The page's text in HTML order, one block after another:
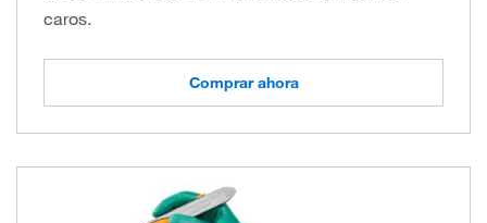
caros.
Comprar ahora